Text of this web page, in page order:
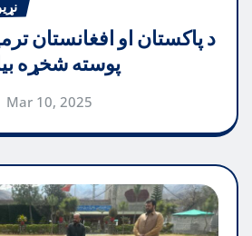
د پاکستان او افغانستان
پوسته شخړه
Mar 10, 2025